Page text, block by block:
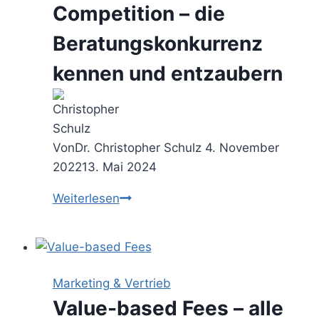
Proposal
solltest
Competition – die
Beratungskonkurrenz
kennen und entzaubern
VonDr. Christopher Schulz 4. November
202213. Mai 2024
WeiterlesenConsulting
die
Beratungskonkurrenz
und
Marketing & Vertrieb
Value-based Fees – alle